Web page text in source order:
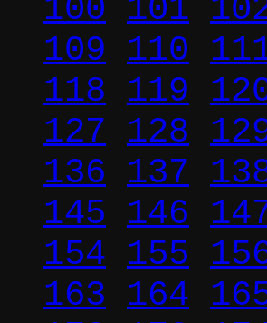
100 101
109 110
118 119
127 128
136 137
145 146
154 155
163 164